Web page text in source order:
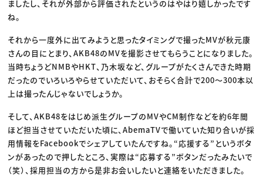
ましたし、それが外部から評価されたというのはやはり嬉しかったです
ね。
それから一度外に出てみようと思ったタイミングで撮ったMVが秋元康
さんの目にとまり、AKB48のMVを撮影させてもらうことになりました。
当時ちょうどNMBやHKT、乃木坂など、グループがたくさんできた時期
だったのでいろいろやらせていただいて、おそらく合計で200〜300本以
上は撮ったんじゃないでしょうか。
そして、AKB48をはじめ派生グループのMVやCM制作などを約6年間
ほど担当させていただいた頃に、AbemaTVで働いていた知り合いが採
用情報をFacebookでシェアしていたんですね。“応援する”というボタ
ンがあったので押したところ、実際は“応募する”ボタンだったみたいで
（笑）、採用担当の方から是非お会いしたいと連絡をいただきました。